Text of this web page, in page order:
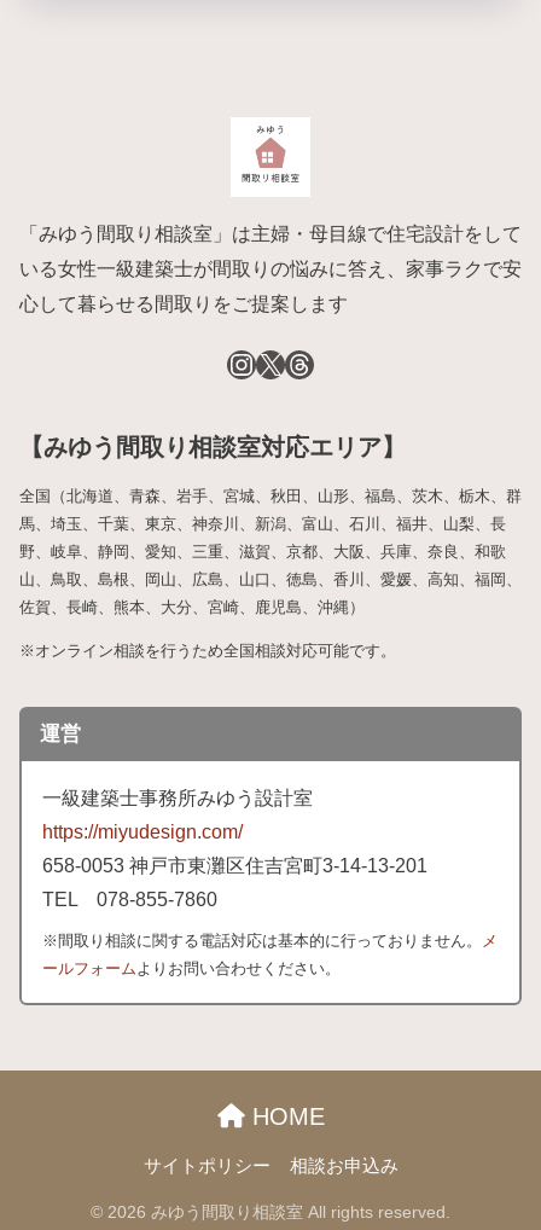
「みゆう間取り相談室」は主婦・母目線で住宅設計をして
いる女性一級建築士が間取りの悩みに答え、家事ラクで安
心して暮らせる間取りをご提案します
【みゆう間取り相談室対応エリア】
全国（北海道、青森、岩手、宮城、秋田、山形、福島、茨木、栃木、群
馬、埼玉、千葉、東京、神奈川、新潟、富山、石川、福井、山梨、長
野、岐阜、静岡、愛知、三重、滋賀、京都、大阪、兵庫、奈良、和歌
山、鳥取、島根、岡山、広島、山口、徳島、香川、愛媛、高知、福岡、
佐賀、長崎、熊本、大分、宮崎、鹿児島、沖縄）
※オンライン相談を行うため全国相談対応可能です。
運営
一級建築士事務所みゆう設計室
https://miyudesign.com/
658-0053 神戸市東灘区住吉宮町3-14-13-201
TEL 078-855-7860
※間取り相談に関する電話対応は基本的に行っておりません。
メ
ールフォームよりお問い合わせください。
HOME
サイトポリシー 相談お申込み
© 2026 みゆう間取り相談室 All rights reserved.